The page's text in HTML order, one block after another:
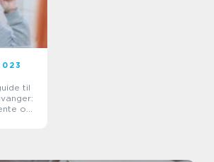
til
og